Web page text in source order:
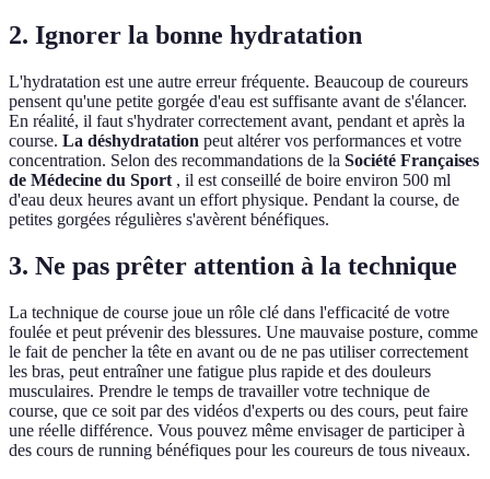
2. Ignorer la bonne hydratation
L'hydratation est une autre erreur fréquente. Beaucoup de coureurs
pensent qu'une petite gorgée d'eau est suffisante avant de s'élancer.
En réalité, il faut s'hydrater correctement avant, pendant et après la
course. La déshydratation peut altérer vos performances et votre
concentration. Selon des recommandations de la Société Françaises
de Médecine du Sport , il est conseillé de boire environ 500 ml
d'eau deux heures avant un effort physique. Pendant la course, de
petites gorgées régulières s'avèrent bénéfiques.
3. Ne pas prêter attention à la technique
La technique de course joue un rôle clé dans l'efficacité de votre
foulée et peut prévenir des blessures. Une mauvaise posture, comme
le fait de pencher la tête en avant ou de ne pas utiliser correctement
les bras, peut entraîner une fatigue plus rapide et des douleurs
musculaires. Prendre le temps de travailler votre technique de
course, que ce soit par des vidéos d'experts ou des cours, peut faire
une réelle différence. Vous pouvez même envisager de participer à
des cours de running bénéfiques pour les coureurs de tous niveaux.